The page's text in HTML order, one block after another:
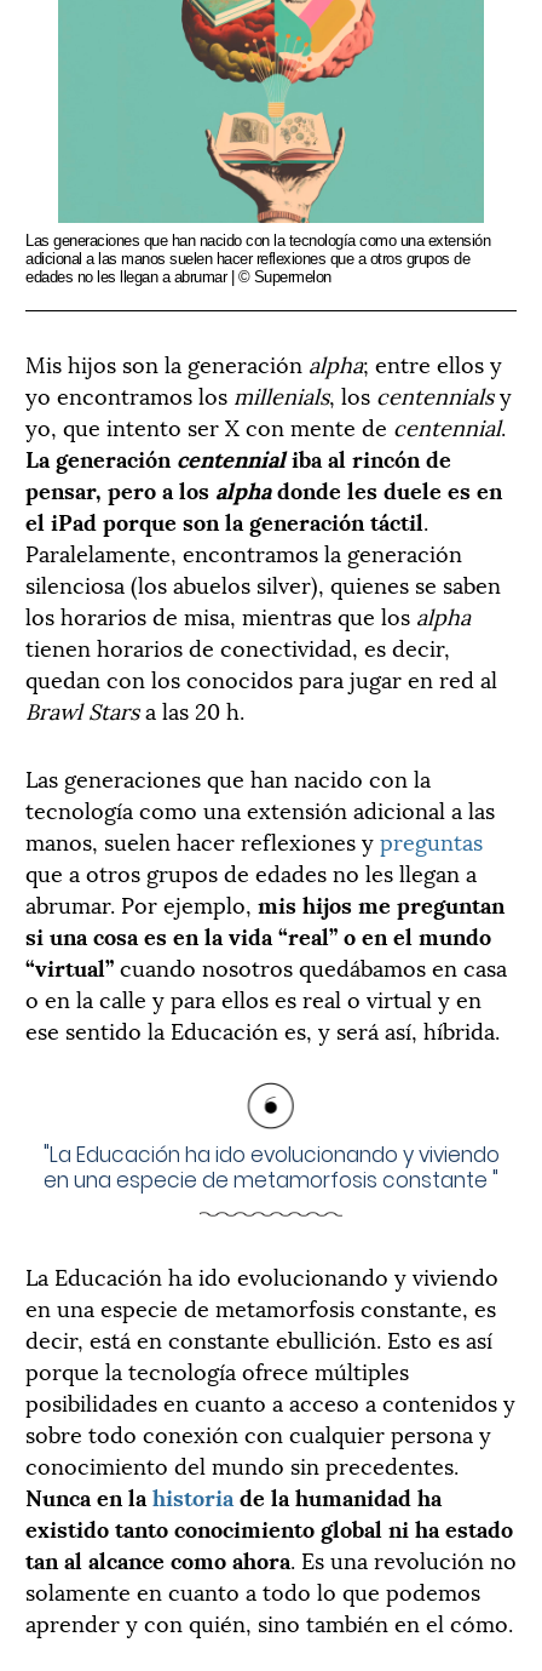
Las generaciones que han nacido con la tecnología como una extensión
adicional a las manos suelen hacer reflexiones que a otros grupos de
edades no les llegan a abrumar | © Supermelon
Mis hijos son la generación alpha; entre ellos y
yo encontramos los millenials, los centennialsy
yo, que intento ser X con mente de centennial.
La generación centennialiba al rincón de
pensar, pero a los alphadonde les duele es en
el iPad porque son la generación táctil.
Paralelamente, encontramos la generación
silenciosa (los abuelos silver), quienes se saben
los horarios de misa, mientras que los alpha
tienen horarios de conectividad, es decir,
quedan con los conocidos para jugar en red al
Brawl Starsa las 20 h.
Las generaciones que han nacido con la
tecnología como una extensión adicional a las
manos, suelen hacer reflexiones ypreguntas
que a otros grupos de edades no les llegan a
abrumar. Por ejemplo, mis hijos me preguntan
si una cosa es en la vida “real” o en el mundo
“virtual”cuando nosotros quedábamos en casa
o en la calle y para ellos es real o virtual y en
ese sentido la Educación es, y será así, híbrida.
"La Educación ha ido evolucionando y viviendo
en una especie de metamorfosis constante "
La Educación ha ido evolucionando y viviendo
en una especie de metamorfosis constante, es
decir, está en constante ebullición. Esto es así
porque la tecnología ofrece múltiples
posibilidades en cuanto a acceso a contenidos y
sobre todo conexión con cualquier persona y
conocimiento del mundo sin precedentes.
Nunca en la historia de la humanidad ha
existido tanto conocimiento global ni ha estado
tan al alcance como ahora. Es una revolución no
solamente en cuanto a todo lo que podemos
aprender y con quién, sino también en el cómo.